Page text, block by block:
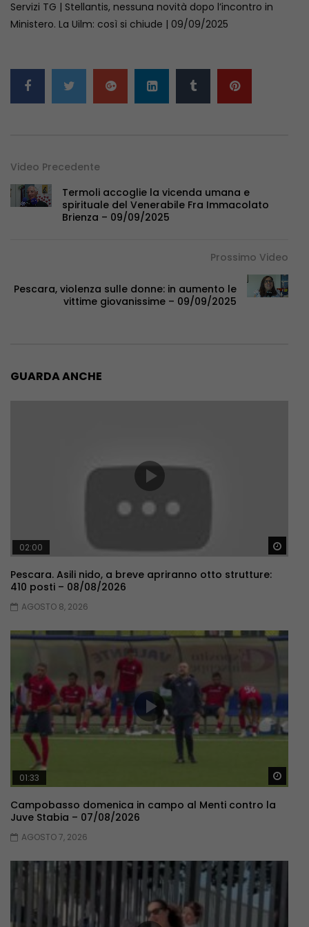
Servizi TG | Stellantis, nessuna novità dopo l’incontro in
Ministero. La Uilm: così si chiude | 09/09/2025
Video Precedente
Termoli accoglie la vicenda umana e
spirituale del Venerabile Fra Immacolato
Brienza – 09/09/2025
Prossimo Video
Pescara, violenza sulle donne: in aumento le
vittime giovanissime – 09/09/2025
GUARDA ANCHE
02:00
Pescara. Asili nido, a breve apriranno otto strutture:
410 posti – 08/08/2026
AGOSTO 8, 2026
01:33
Campobasso domenica in campo al Menti contro la
Juve Stabia – 07/08/2026
AGOSTO 7, 2026